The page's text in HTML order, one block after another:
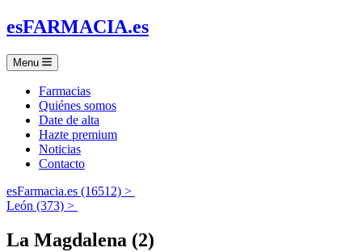
esFARMACIA.es
Menu
Farmacias
Quiénes somos
Date de alta
Hazte premium
Noticias
Contacto
esFarmacia.es (16512) >
León (373) >
La Magdalena (2)